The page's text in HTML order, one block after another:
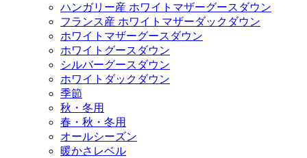
ハンガリー産 ホワイトマザーグースダウン
フランス産 ホワイトマザーダックダウン
ホワイトマザーグースダウン
ホワイトグースダウン
シルバーグースダウン
ホワイトダックダウン
季節
秋・冬用
春・秋・冬用
オールシーズン
暖かさレベル